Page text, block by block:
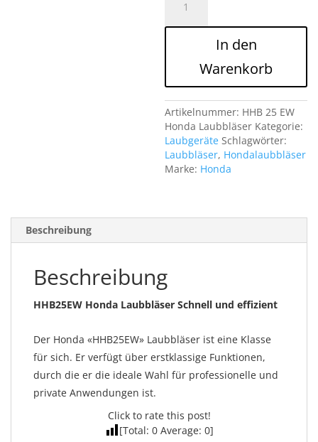
Honda
In den
Warenkorb
Artikelnummer: HHB 25 EW
Honda Laubbläser Kategorie:
Laubgeräte Schlagwörter:
Laubbläser, Hondalaubbläser
Marke: Honda
Beschreibung
Beschreibung
HHB25EW Honda Laubbläser Schnell und effizient
Der Honda «HHB25EW» Laubbläser ist eine Klasse
für sich. Er verfügt über erstklassige Funktionen,
durch die er die ideale Wahl für professionelle und
private Anwendungen ist.
Click to rate this post!
[Total: 0Average: 0]